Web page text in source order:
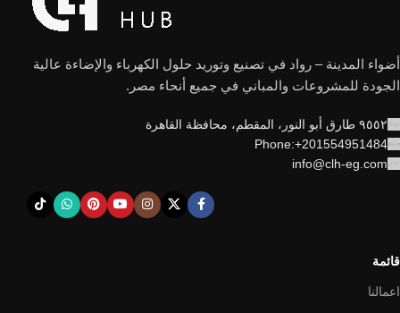
أضواء المدينة – رواد في تصنيع وتوريد حلول الكهرباء والإضاءة عالية
الجودة للمشروعات والمباني في جميع أنحاء مصر.
٩٥٥٢ طارق أبو النور، المقطم، محافظة القاهرة
Phone:+201554951484
info@clh-eg.com
قائمة
اعمالنا